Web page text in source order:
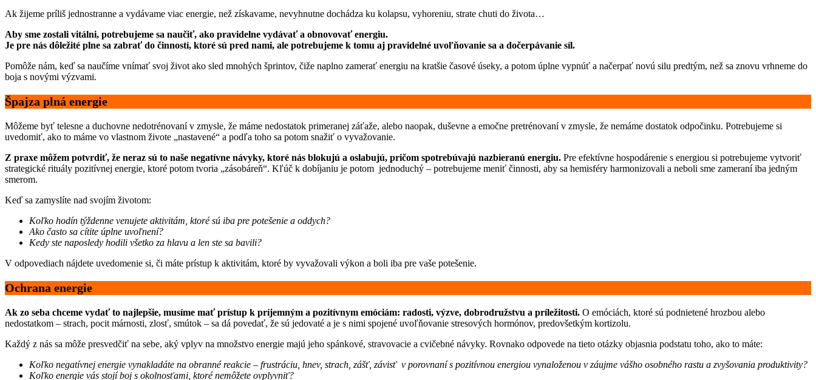
Ak žijeme príliš jednostranne a vydávame viac energie, než získavame, nevyhnutne dochádza ku kolapsu, vyhoreniu, strate chuti do života…
Aby sme zostali vitálni, potrebujeme sa naučiť, ako pravidelne vydávať a obnovovať energiu.
Je pre nás dôležité plne sa zabrať do činností, ktoré sú pred nami, ale potrebujeme k tomu aj pravidelné uvoľňovanie sa a dočerpávanie síl.
Pomôže nám, keď sa naučíme vnímať svoj život ako sled mnohých šprintov, čiže naplno zamerať energiu na kratšie časové úseky, a potom úplne vypnúť a načerpať novú silu predtým, než sa znovu vrhneme do
boja s novými výzvami.
Špajza plná energie
Môžeme byť telesne a duchovne nedotrénovaní v zmysle, že máme nedostatok primeranej záťaže, alebo naopak, duševne a emočne pretrénovaní v zmysle, že nemáme dostatok odpočinku. Potrebujeme si
uvedomiť, ako to máme vo vlastnom živote „nastavené“ a podľa toho sa potom snažiť o vyvažovanie.
Z praxe môžem potvrdiť, že neraz sú to naše negatívne návyky, ktoré nás blokujú a oslabujú, pričom spotrebúvajú nazbieranú energiu. Pre efektívne hospodárenie s energiou si potrebujeme vytvoriť
strategické rituály pozitívnej energie, ktoré potom tvoria „zásobáreň“. Kľúč k dobíjaniu je potom jednoduchý – potrebujeme meniť činnosti, aby sa hemisféry harmonizovali a neboli sme zameraní iba jedným
smerom.
Keď sa zamyslíte nad svojím životom:
Koľko hodín týždenne venujete aktivitám, ktoré sú iba pre potešenie a oddych?
Ako často sa cítite úplne uvoľnení?
Kedy ste naposledy hodili všetko za hlavu a len ste sa bavili?
V odpovediach nájdete uvedomenie si, či máte prístup k aktivitám, ktoré by vyvažovali výkon a boli iba pre vaše potešenie.
Ochrana energie
Ak zo seba chceme vydať to najlepšie, musíme mať prístup k príjemným a pozitívnym emóciám: radosti, výzve, dobrodružstvu a príležitosti. O emóciách, ktoré sú podnietené hrozbou alebo
nedostatkom – strach, pocit márnosti, zlosť, smútok – sa dá povedať, že sú jedovaté a je s nimi spojené uvoľňovanie stresových hormónov, predovšetkým kortizolu.
Každý z nás sa môže presvedčiť na sebe, aký vplyv na množstvo energie majú jeho spánkové, stravovacie a cvičebné návyky. Rovnako odpovede na tieto otázky objasnia podstatu toho, ako to máte:
Koľko negatívnej energie vynakladáte na obranné reakcie – frustráciu, hnev, strach, zášť, závisť v porovnaní s pozitívnou energiou vynaloženou v záujme vášho osobného rastu a zvyšovania produktivity?
Koľko energie vás stojí boj s okolnosťami, ktoré nemôžete ovplyvniť?